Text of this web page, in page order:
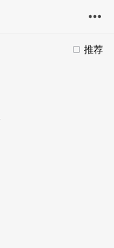
推荐